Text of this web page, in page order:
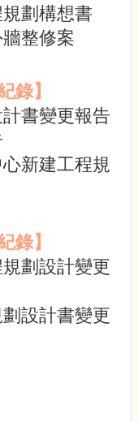
劃構想書
整修案
錄】
書變更報告
新建工程規
錄】
劃設計變更
設計書變更